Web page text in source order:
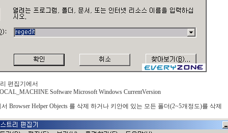
편집기에서
Software Microsoft Windows CurrentVersion
서 Browser Helper Objects 를 삭제 하거나 키안에 있는 모든 폴더(2~5개정도)를 삭제